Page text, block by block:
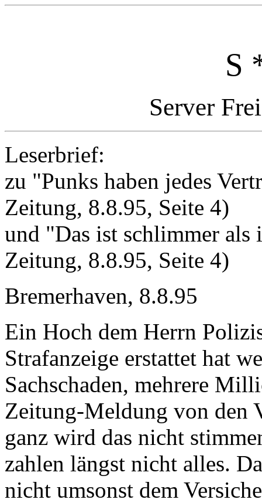
S
Server
Leserbrief:
zu "Punks haben jedes
Zeitung, 8.8.95, Seite 4)
und "Das ist schlimmer
Zeitung, 8.8.95, Seite 4)
Bremerhaven, 8.8.95
Ein Hoch dem Herrn
Strafanzeige erstattet hat
Sachschaden, mehrere
Zeitung-Meldung von den
ganz wird das nicht
zahlen längst nicht alles.
nicht umsonst dem